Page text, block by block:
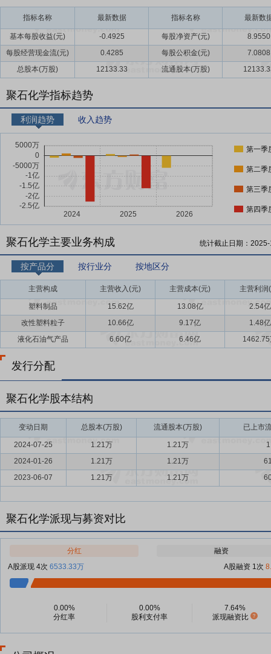
指标名称 最新数据 指标名称 最新数
基本每股收益(元) -0.4925 每股净资产(元)
8.9550
每股经营现金流(元)
0.4285 每股公积金(元)
7.0808
总股本(万股)
12133.33 流通股本(万股)
聚石化学指标趋势
利润趋势 收入趋势
第一季
第二季
第三季
第四季
聚石化学主要业务构成 统计截止日期：
按产品分 按行业分 按地区分
主营构成 主营收入(元) 主营成本(元) 主营利润
塑料制品 15.62亿 13.08亿
2.54亿
改性塑料粒子
10.66亿 9.17亿
1.48亿
液化石油气产品
6.60亿 6.46亿 1462.75
发行分配
聚石化学股本结构
变动日期 总股本(万股) 流通股本(万股) 已上市
2024-07-25 1.21万 1.21万
2024-01-26
1.21万 1.21万
2023-06-07
1.21万 1.21万
聚石化学派现与募资对比
分红
融资
A股派现 4次 6533.33万 A股融资 1次
0.00%
分红率
0.00%
股利支付率
7.64%
派现融资比